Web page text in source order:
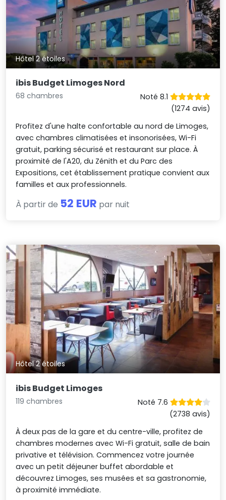
Hôtel 2 étoiles
ibis Budget Limoges Nord
68 chambres
Noté 8.1
(1274 avis)
Profitez d'une halte confortable au nord de Limoges,
avec chambres climatisées et insonorisées, Wi-Fi
gratuit, parking sécurisé et restaurant sur place. À
proximité de l'A20, du Zénith et du Parc des
Expositions, cet établissement pratique convient aux
familles et aux professionnels.
À partir de 52 EUR par nuit
Hôtel 2 étoiles
ibis Budget Limoges
119 chambres
Noté 7.6
(2738 avis)
À deux pas de la gare et du centre-ville, profitez de
chambres modernes avec Wi-Fi gratuit, salle de bain
privative et télévision. Commencez votre journée
avec un petit déjeuner buffet abordable et
découvrez Limoges, ses musées et sa gastronomie,
à proximité immédiate.